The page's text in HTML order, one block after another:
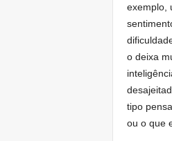
exemplo,
o deixa
tipo
ou o que